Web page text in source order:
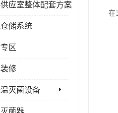
应室整体配套方案
储系统
区
修
灭菌设备
菌器
在